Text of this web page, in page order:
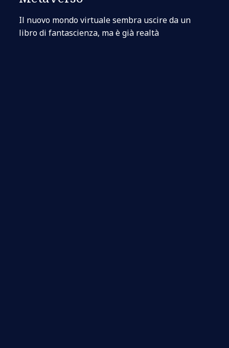
Il nuovo mondo virtuale sembra uscire da un
libro di fantascienza, ma è già realtà